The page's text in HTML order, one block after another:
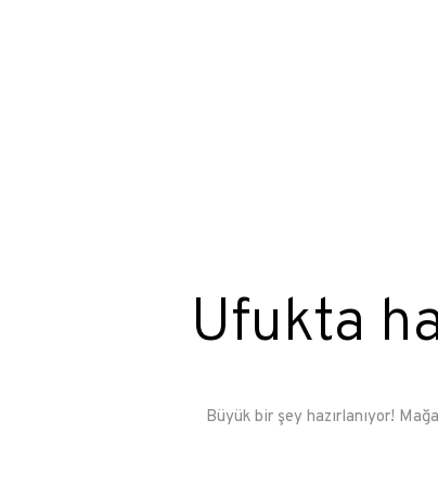
Ufukta
Büyük bir şey hazırlanıyor!